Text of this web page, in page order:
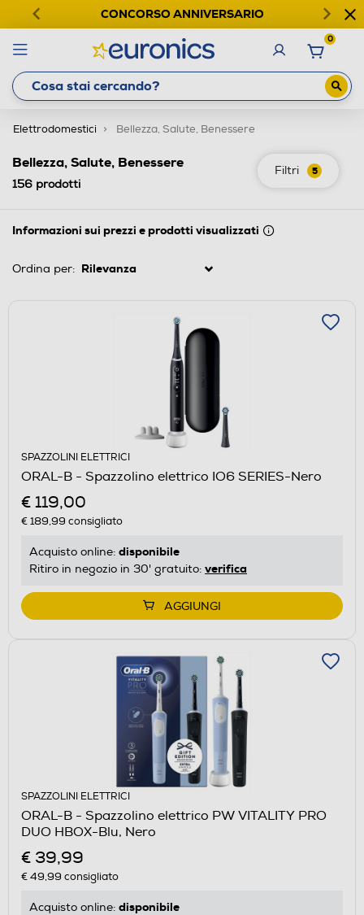
CONCORSO ANNIVERSARIO
0
Elettrodomestici Bellezza, Salute, Benessere
Filtri 5
Bellezza, Salute, Benessere
156 prodotti
Informazioni sui prezzi e prodotti visualizzati
Ordina per:
SPAZZOLINI ELETTRICI
ORAL-B - Spazzolino elettrico IO6 SERIES-Nero
€ 119,00
€ 189,99 consigliato
Acquisto online: disponibile
Ritiro in negozio in 30' gratuito: verifica
AGGIUNGI
SPAZZOLINI ELETTRICI
ORAL-B - Spazzolino elettrico PW VITALITY PRO
DUO HBOX-Blu, Nero
€ 39,99
€ 49,99 consigliato
Acquisto online: disponibile